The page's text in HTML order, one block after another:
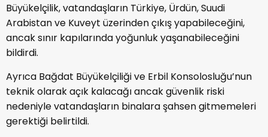
Büyükelçilik, vatandaşların Türkiye, Ürdün, Suudi
Arabistan ve Kuveyt üzerinden çıkış yapabileceğini,
ancak sınır kapılarında yoğunluk yaşanabileceğini
bildirdi.
Ayrıca Bağdat Büyükelçiliği ve Erbil Konsolosluğu’nun
teknik olarak açık kalacağı ancak güvenlik riski
nedeniyle vatandaşların binalara şahsen gitmemeleri
gerektiği belirtildi.